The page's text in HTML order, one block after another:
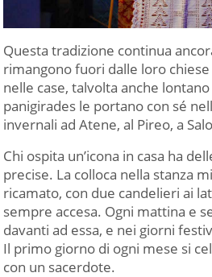
Questa tradizione continua
rimangono fuori dalle loro
nelle case, talvolta anche
panigirades le portano con sé
invernali ad Atene, al Pireo, a
Chi ospita un’icona in casa ha
precise. La colloca nella stanza
ricamato, con due candelieri ai
sempre accesa. Ogni mattina e
davanti ad essa, e nei giorni
Il primo giorno di ogni mese si
con un sacerdote.